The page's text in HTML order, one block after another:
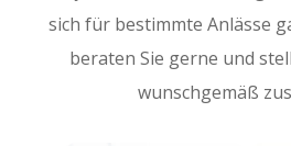
sich für bestimmte Anlässe
beraten Sie gerne und
wunschgemäß